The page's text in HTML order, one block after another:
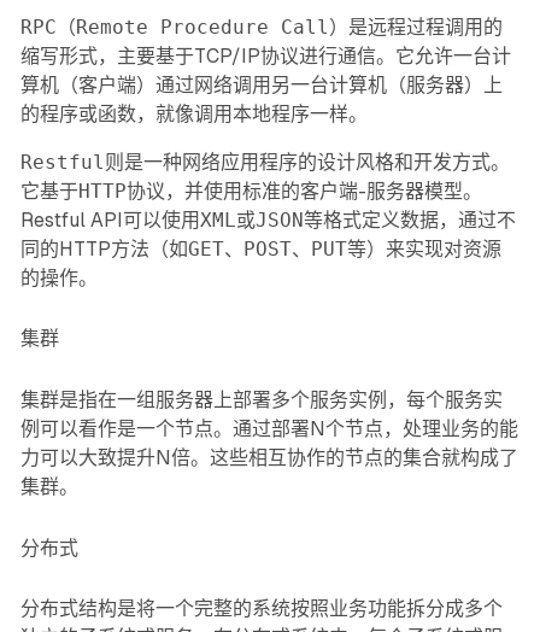
RPC（Remote Procedure Call） 是远程过程调用的
缩写形式，主要基于TCP/IP协议进行通信。它允许一台计
算机（客户端）通过网络调用另一台计算机（服务器）上
的程序或函数，就像调用本地程序一样。
Restful 则是一种网络应用程序的设计风格和开发方式。
它基于HTTP协议，并使用标准的客户端-服务器模型。
Restful API可以使用 XML 或JSON等格式定义数据，通过不
同的HTTP方法（如GET、POST、PUT等）来实现对资源
的操作。
集群
集群是指在一组服务器上部署多个服务实例 ，每个服务实
例可以看作是一个节点。通过部署N个节点，处理业务的能
力可以大致提升N倍。这些相互协作的节点的集合就构成了
集群。
分布式
分布式结构是将一个完整的系统按照业务功能拆分成多个